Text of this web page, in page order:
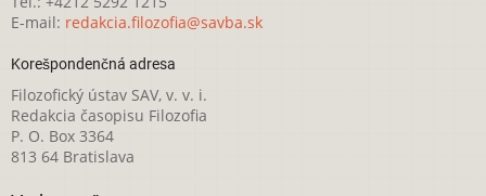
E-mail: redakcia.filozofia@savba.sk
Korešpondenčná adresa
Filozofický ústav SAV, v. v. i.
Redakcia časopisu Filozofia
P. O. Box 3364
813 64 Bratislava